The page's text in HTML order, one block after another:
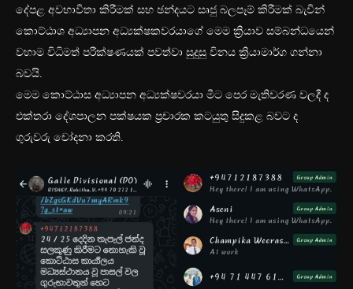
දේපළ අවභාවිතා කිරීමක් සහ ඡන්දයට සෘජු බලපෑම් කිරීමක් බැවින්
කොට්ඨාශ අධ්‍යාපන අධ්‍යක්ෂකවරයාගේ මෙම ක්‍රියාව සම්බන්ධයෙන්
වහාම විධිමත් පරීක්ෂණයක් පවත්වා සුදුසු විනය ක්‍රියාමාර්ග ගන්නා
බවයි.
මෙම කොට්ඨාස අධ්‍යාපන අධ්‍යක්ෂවරයා මීට පෙර මැතිවරණ වලදී ද
එක්තරා දේශපාලන පක්ෂයක ප්‍රචාරක කටයුතු සිදුකළ බවට ද
ගුරුවරු චෝදනා කරති.